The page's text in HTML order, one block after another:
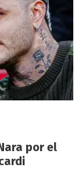
por el